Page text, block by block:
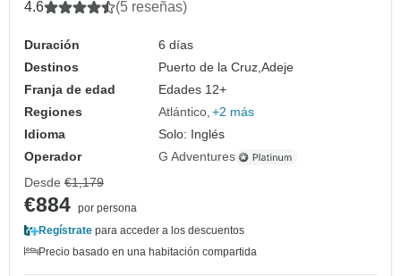
4.6 (5 reseñas)
Duración
6 días
Destinos
Puerto de la Cruz,Adeje
Franja de edad
Edades 12+
Regiones
Atlántico +2 más
Idioma
Solo: Inglés
Operador
G Adventures
Desde €1,179
€884 por persona
Regístrate para acceder a los descuentos
Precio basado en una habitación compartida